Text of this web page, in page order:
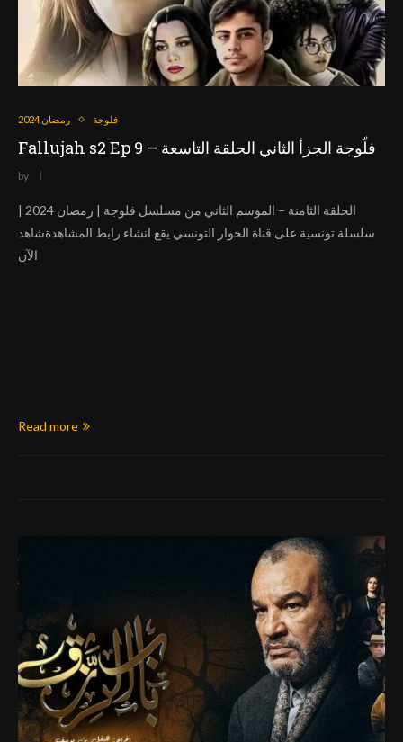
رمضان 2024 فلوجة
Fallujah s2 Ep 9 – فلّوجة الجزأ الثاني الحلقة التاسعة
by
الحلقة الثامنة – الموسم الثاني من مسلسل فلوجة | رمضان 2024 |
سلسلة تونسية على قناة الحوار التونسي يقع انشاء رابط المشاهدةشاهد
الآن
Read more